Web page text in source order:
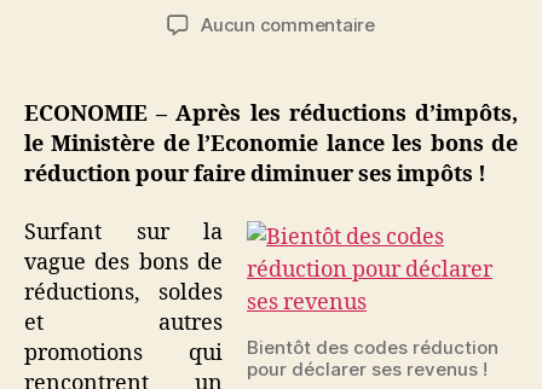
l’article
Aucun commentairesur
de
réduction
pour
ses
ECONOMIE – Après les réductions d’impôts,
le Ministère de l’Economie lance les bons de
réduction pour faire diminuer ses impôts !
Bientôt des codes réduction
pour déclarer ses revenus !
Surfant sur la
vague des bons de
réductions, soldes
et autres
promotions qui
rencontrent un